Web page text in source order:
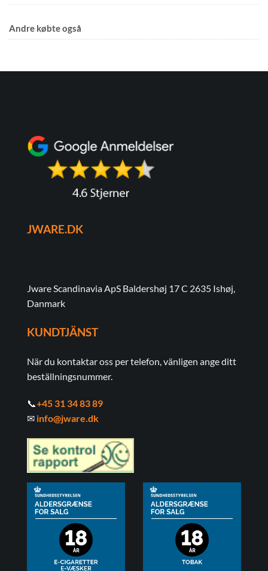
Andre købte også
JWARE.DK
Jware Scandinavia ApS Baldershøj 17 C 2635 Ishøj,
Danmark
KUNDTJÄNST
När du kontaktar oss per telefon, vänligen ange ditt
beställningsnummer.
📞+45 31 34 83 89
✉ info@jware.dk